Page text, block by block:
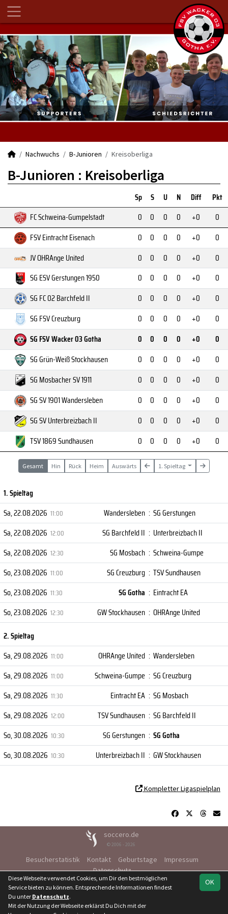
Nachwuchs B-Junioren Kreisoberliga
B-Junioren : Kreisoberliga
Sp S U N Diff
Pkt
FC Schweina-Gumpelstadt
0 0 0 0 +0
0
FSV Eintracht Eisenach
0 0 0 0 +0
0
JV OHRAnge United
0 0 0 0 +0
0
SG ESV Gerstungen 1950
0 0 0 0 +0
0
SG FC 02 Barchfeld II
0 0 0 0 +0
0
SG FSV Creuzburg
0 0 0 0 +0
0
SG FSV Wacker 03 Gotha
0 0 0 0 +0
0
SG Grün-Weiß Stockhausen
0 0 0 0 +0
0
SG Mosbacher SV 1911
0 0 0 0 +0
0
SG SV 1901 Wandersleben
0 0 0 0 +0
0
SG SV Unterbreizbach II
0 0 0 0 +0
0
TSV 1869 Sundhausen
0 0 0 0 +0 0
Gesamt Hin Rück Heim Auswärts 1. Spieltag
1. Spieltag
Sa, 22.08.2026 11:00 Wandersleben : SG Gerstungen
Sa, 22.08.2026 12:00 SG Barchfeld II : Unterbreizbach II
Sa, 22.08.2026 12:30 SG Mosbach : Schweina-Gumpe
So, 23.08.2026 11:00 SG Creuzburg : TSV Sundhausen
So, 23.08.2026 11:30 SG Gotha : Eintracht EA
So, 23.08.2026 12:30 GW Stockhausen : OHRAnge United
2. Spieltag
Sa, 29.08.2026 11:00 OHRAnge United : Wandersleben
Sa, 29.08.2026 11:00 Schweina-Gumpe : SG Creuzburg
Sa, 29.08.2026 11:30 Eintracht EA : SG Mosbach
Sa, 29.08.2026 12:00 TSV Sundhausen : SG Barchfeld II
So, 30.08.2026 10:30 SG Gerstungen : SG Gotha
So, 30.08.2026 10:30 Unterbreizbach II : GW Stockhausen
Kompletter Ligaspielplan
soccero.de
© 2006 - 2026
Besucherstatistik Kontakt Geburtstage
Impressum
Datenschutz
OK
Diese Webseite verwendet Cookies, um Dir den bestmöglichen
Service bieten zu können. Entsprechende Informationen findest
Du unter Datenschutz.
Mit der Nutzung der Webseite erklärst Du Dich mit der